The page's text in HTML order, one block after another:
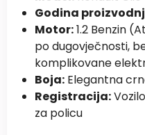
Godina
Motor:1.2 Benzin
po dugovječnosti,
komplikovane
Boja: Elegantna
Registracija:
za policu